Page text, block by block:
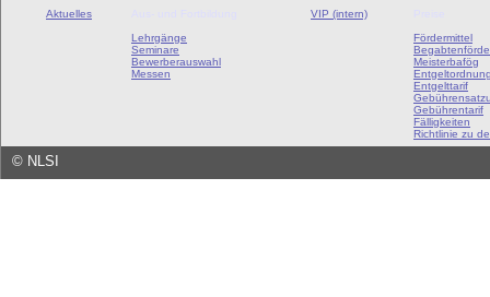
Aktuelles
Lehrgänge
Seminare
Bewerberauswahl
Messen
VIP (intern)
Fördermittel
Meisterbafög
Entgelttarif
Gebührentarif
Fälligkeiten
Richtlinie zu
© NLSI